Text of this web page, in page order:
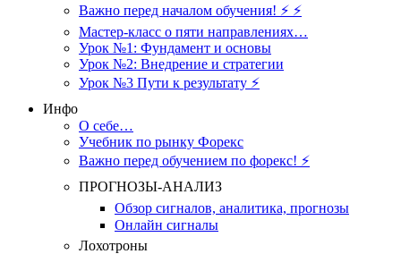
Важно перед началом обучения! ⚡ ⚡
Мастер-класс о пяти направлениях…
Урок №1: Фундамент и основы
Урок №2: Внедрение и стратегии
Урок №3 Пути к результату ⚡️
Инфо
О себе…
Учебник по рынку Форекс
Важно перед обучением по форекс! ⚡
ПРОГНОЗЫ-АНАЛИЗ
Обзор сигналов, аналитика, прогнозы
Онлайн сигналы
Лохотроны